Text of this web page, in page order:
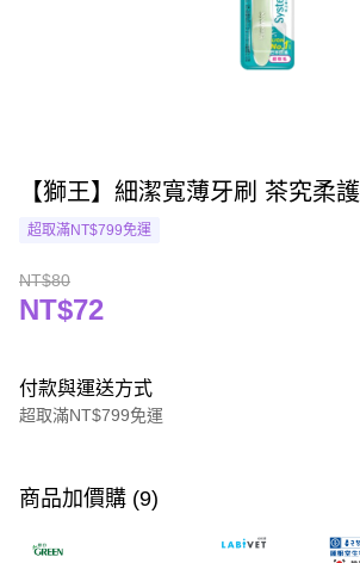
【獅王】細潔寬薄牙刷 茶究柔護
超取滿NT$799免運
NT$80
NT$72
付款與運送方式
超取滿NT$799免運
信用卡一次付款
超商取貨付款
商品加價購 (9)